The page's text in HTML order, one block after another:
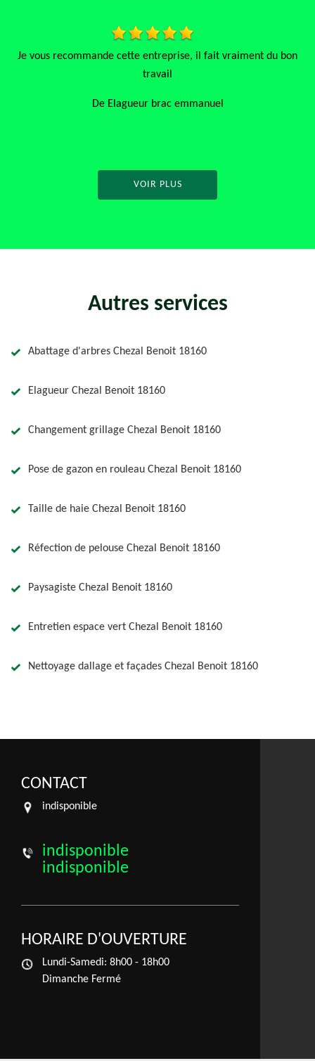
recommande cette entreprise, il fait vraiment du bon
De Elagueur brac emmanuel
Très
VOIR PLUS
Autres services
Abattage d'arbres Chezal Benoit 18160
Elagueur Chezal Benoit 18160
Changement grillage Chezal Benoit 18160
Pose de gazon en rouleau Chezal Benoit 18160
Taille de haie Chezal Benoit 18160
Réfection de pelouse Chezal Benoit 18160
Paysagiste Chezal Benoit 18160
Entretien espace vert Chezal Benoit 18160
Nettoyage dallage et façades Chezal Benoit 18160
CONTACT
indisponible
indisponible
indisponible
HORAIRE D'OUVERTURE
Lundi-Samedi: 8h00 - 18h00
Dimanche Fermé